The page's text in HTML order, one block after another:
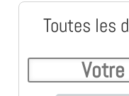
Toutes les